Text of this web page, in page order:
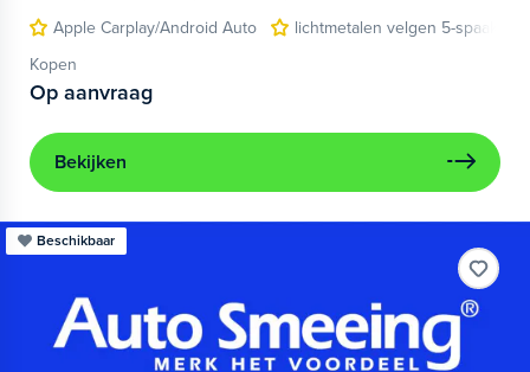
Apple Carplay/Android Auto
lichtmetalen velgen 5-spaaks
Kopen
Op aanvraag
Bekijken
Beschikbaar